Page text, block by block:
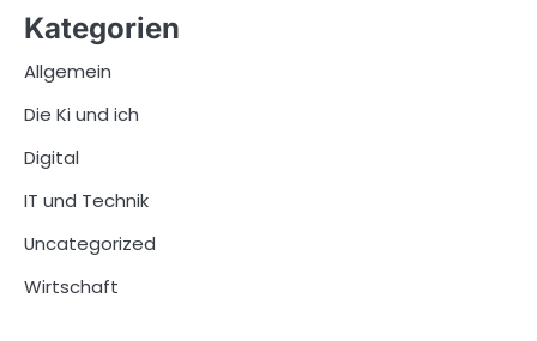
Kategorien
Allgemein
Die Ki und ich
Digital
IT und Technik
Uncategorized
Wirtschaft